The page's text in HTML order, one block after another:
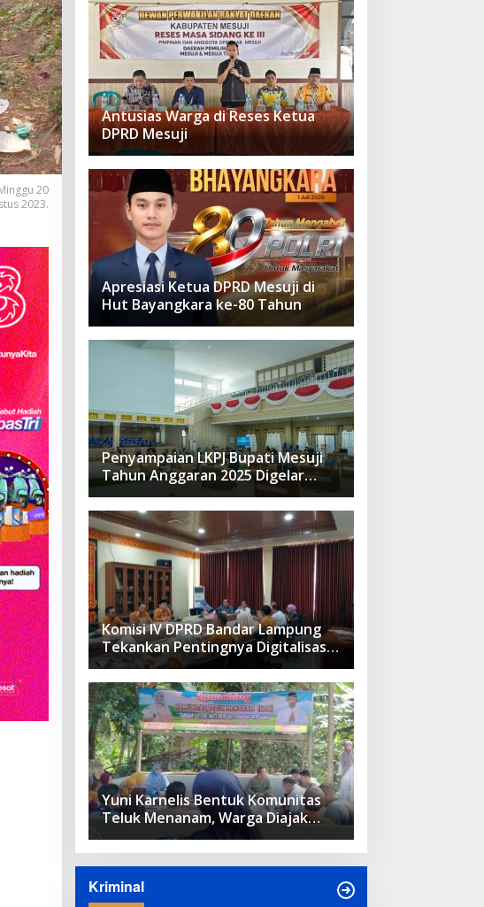
20
2023.
Antusias Warga di Reses Ketua
DPRD Mesuji
Apresiasi Ketua DPRD Mesuji di
Hut Bayangkara ke-80 Tahun
Penyampaian LKPJ Bupati Mesuji
Tahun Anggaran 2025 Digelar
dalam Rapat Paripurna DPRD
Komisi IV DPRD Bandar Lampung
Tekankan Pentingnya Digitalisasi
Sekolah Dasar
Yuni Karnelis Bentuk Komunitas
Teluk Menanam, Warga Diajak
Hidupkan Budaya Tanam
Kriminal